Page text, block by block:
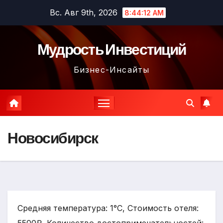
содержимому
Вс. Авг 9th, 2026 8:44:13 AM
Мудрость Инвестиций
Бизнес-Инсайты
Новосибирск
Средняя температура: 1°C, Стоимость отеля: